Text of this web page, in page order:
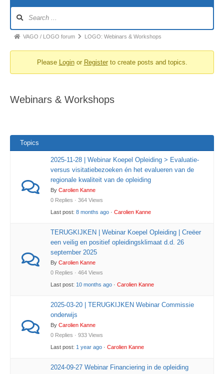
Navigation
Forum
You
here:
VAGO / LOGO forum LOGO: Webinars & Workshops
Please Loginor Registerto create posts and topics.
Webinars & Workshops
Topics
2025-11-28 | Webinar Koepel Opleiding > Evaluatie-
versus visitatiebezoeken én het evalueren van de
regionale kwaliteit van de opleiding
By Carolien Kanne
0 Replies · 364 Views
Last post: 8 months ago · Carolien Kanne
TERUGKIJKEN | Webinar Koepel Opleiding | Creëer
een veilig en positief opleidingsklimaat d.d. 26
september 2025
By Carolien Kanne
0 Replies · 464 Views
Last post: 10 months ago · Carolien Kanne
2025-03-20 | TERUGKIJKEN Webinar Commissie
onderwijs
By Carolien Kanne
0 Replies · 933 Views
Last post: 1 year ago · Carolien Kanne
2024-09-27 Webinar Financiering in de opleiding